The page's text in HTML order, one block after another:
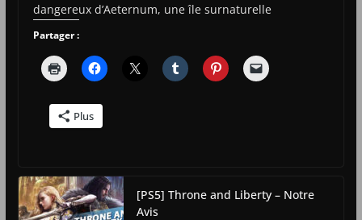
dangereux d’Aeternum, une île surnaturelle
Partager :
Plus
[PS5] Throne and Liberty – Notre
Avis